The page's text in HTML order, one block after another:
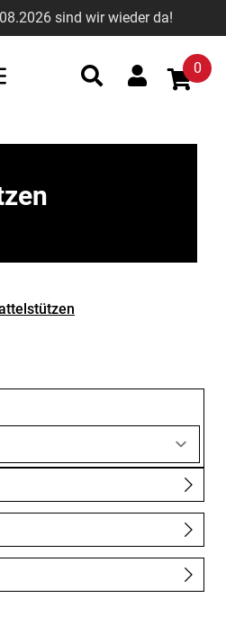
sind wir wieder da!
0
bis €